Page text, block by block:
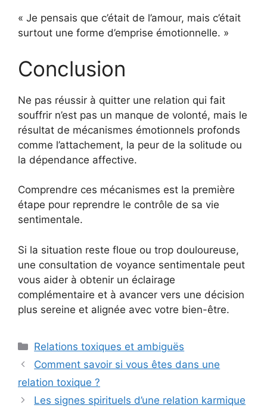
« Je pensais que c’était de l’amour, mais c’était
surtout une forme d’emprise émotionnelle. »
Conclusion
Ne pas réussir à quitter une relation qui fait
souffrir n’est pas un manque de volonté, mais le
résultat de mécanismes émotionnels profonds
comme l’attachement, la peur de la solitude ou
la dépendance affective.
Comprendre ces mécanismes est la première
étape pour reprendre le contrôle de sa vie
sentimentale.
Si la situation reste floue ou trop douloureuse,
une consultation de voyance sentimentale peut
vous aider à obtenir un éclairage
complémentaire et à avancer vers une décision
plus sereine et alignée avec votre bien-être.
Catégories
Relations toxiques et ambiguës
Comment savoir si vous êtes dans une
relation toxique ?
Les signes spirituels d’une relation karmique